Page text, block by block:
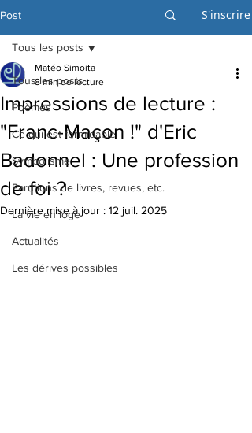
Post S'inscrire
Tous les posts
Poèmes
Ce qui est formidable
Symbolisme
Parutions de livres, revues, etc.
La vie en loge
Actualités
Les dérives possibles
Tous les posts
Impressions de lecture :
"Franc-Maçon !" d'Eric
Badonnel : Une profession
de foi ?
Matéo Simoita
8 min de lecture
Dernière mise à jour : 12 juil. 2025